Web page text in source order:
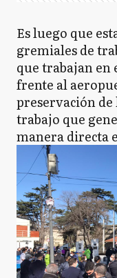
Es luego que
gremiales de
que trabajan
frente al
preservación de
trabajo que
manera directa